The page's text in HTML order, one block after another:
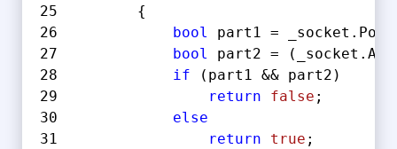
        {
bool
part1 =
bool
part2 =
if (part1 && part2)
return
false ;
else
return
true ;